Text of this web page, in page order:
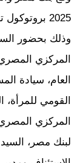
2025
وذلك بحضور
المركزي
العام، سيادة
القومي
المركزي
لبنك مصر،